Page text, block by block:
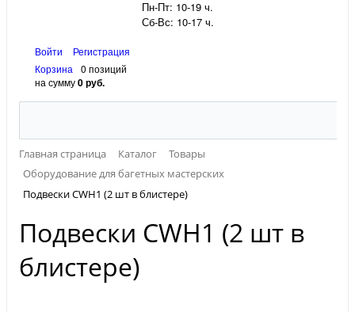
Пн-Пт: 10-19 ч.
Сб-Вс: 10-17 ч.
Войти
Регистрация
Корзина
0 позиций
на сумму0 руб.
Главная страница Каталог
Товары
Оборудование для багетных мастерских
Подвески CWH1 (2 шт в блистере)
Подвески CWH1 (2 шт в
блистере)